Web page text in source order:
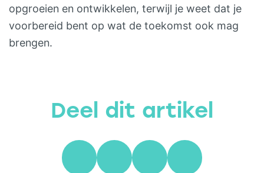
opgroeien en ontwikkelen, terwijl je weet dat je
voorbereid bent op wat de toekomst ook mag
brengen.
Deel dit artikel